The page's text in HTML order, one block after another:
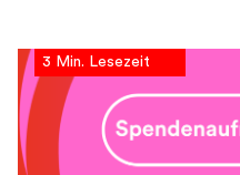
3 Min. Lesezeit